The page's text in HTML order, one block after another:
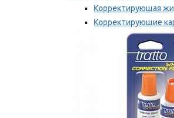
Корректирующая
Корректирующие
Корректирующие
Мы рекомендуем